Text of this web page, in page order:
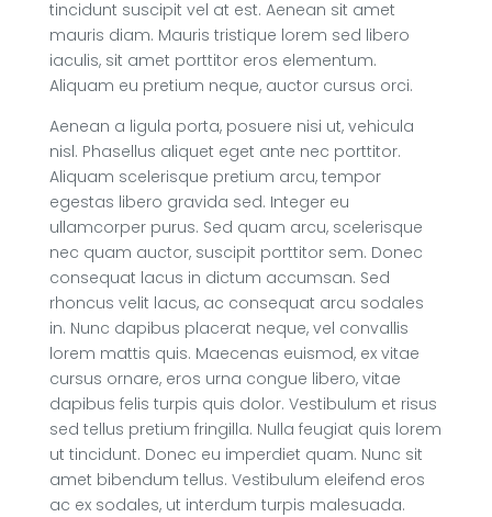
tincidunt suscipit vel at est. Aenean sit amet
mauris diam. Mauris tristique lorem sed libero
iaculis, sit amet porttitor eros elementum.
Aliquam eu pretium neque, auctor cursus orci.
Aenean a ligula porta, posuere nisi ut, vehicula
nisl. Phasellus aliquet eget ante nec porttitor.
Aliquam scelerisque pretium arcu, tempor
egestas libero gravida sed. Integer eu
ullamcorper purus. Sed quam arcu, scelerisque
nec quam auctor, suscipit porttitor sem. Donec
consequat lacus in dictum accumsan. Sed
rhoncus velit lacus, ac consequat arcu sodales
in. Nunc dapibus placerat neque, vel convallis
lorem mattis quis. Maecenas euismod, ex vitae
cursus ornare, eros urna congue libero, vitae
dapibus felis turpis quis dolor. Vestibulum et risus
sed tellus pretium fringilla. Nulla feugiat quis lorem
ut tincidunt. Donec eu imperdiet quam. Nunc sit
amet bibendum tellus. Vestibulum eleifend eros
ac ex sodales, ut interdum turpis malesuada.